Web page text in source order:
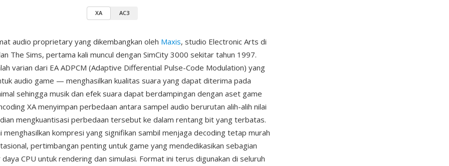
XA AC3
audio proprietary yang dikembangkan oleh Maxis, studio Electronic Arts di
The Sims, pertama kali muncul dengan SimCity 3000 sekitar tahun 1997.
varian dari EA ADPCM (Adaptive Differential Pulse-Code Modulation) yang
audio game — menghasilkan kualitas suara yang dapat diterima pada
sehingga musik dan efek suara dapat berdampingan dengan aset game
XA menyimpan perbedaan antara sampel audio berurutan alih-alih nilai
mengkuantisasi perbedaan tersebut ke dalam rentang bit yang terbatas.
menghasilkan kompresi yang signifikan sambil menjaga decoding tetap murah
pertimbangan penting untuk game yang mendedikasikan sebagian
CPU untuk rendering dan simulasi. Format ini terus digunakan di seluruh